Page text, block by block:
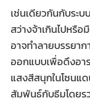
เช่นเดียวกันกับระบ
สว่างจ้าเกินไปหรือ
อาจทำลายบรรยา
ออกแบบเพื่อดึงอา
แสงสีสนุกในโซนแ
สัมพันธ์กับธีมโดยร